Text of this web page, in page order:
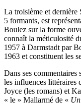
La troisième et dernière
5 formants, est
Boulez sur la forme
connaît la méticulosité
1957 à Darmstadt par
1963 et constituent les
Dans ses
les influences littéraires
Joyce (les romans) et
« le » Mallarmé de «